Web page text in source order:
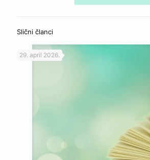
Slični članci
29. april 2026.